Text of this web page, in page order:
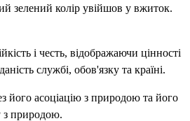
зелений колір увійшов у вжиток.
і честь, відображаючи цінності
службі, обов'язку та країні.
його асоціацію з природою та його
з природою.